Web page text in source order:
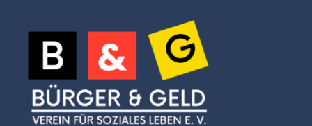
Inhalt
springen